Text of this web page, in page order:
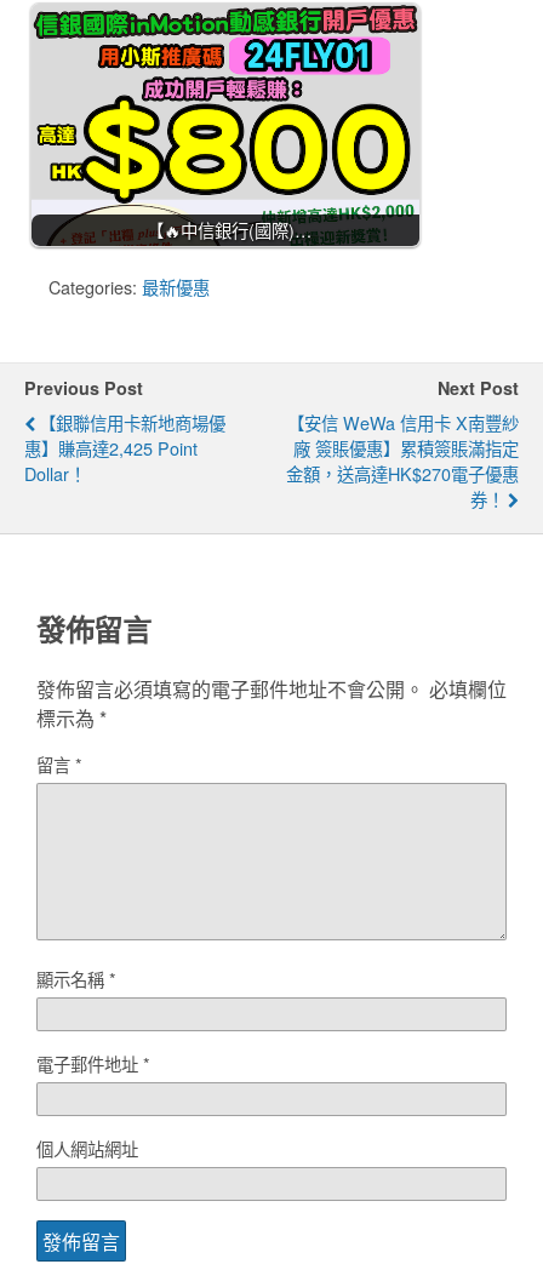
【🔥中信銀行(國際)…
Categories: 最新優惠
Previous Post
【銀聯信用卡新地商場優
惠】賺高達2,425 Point
Dollar！
Next Post
【安信 WeWa 信用卡 X南豐紗
廠 簽賬優惠】累積簽賬滿指定
金額，送高達HK$270電子優惠
券！
發佈留言
發佈留言必須填寫的電子郵件地址不會公開。 必填欄位
標示為 *
留言*
顯示名稱*
電子郵件地址*
個人網站網址